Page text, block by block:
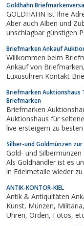
Goldhahn
GOLDHAHN ist Ihre
Aber auch Alben und
unschlagbar günstigen
Versandhaus-
Grundstück mit über
Briefmarken Ankauf
Willkommen beim
Ankauf von Briefmarken, Münzsammlungen, Gold, Schmuck und
Luxusuhren Kontakt
Luxusuhren
wollen diese
Briefmarken Auktionshaus
Briefmarken
Briefmarken Auktionshaus
Auktionshaus für
live ersteigern zu
Silber-und Goldmünzen
Gold- und
Als Goldhändler ist es uns ein Anliegen,
in Edelmetalle wieder
bieten. Egal ob zum Vermögensaufbau,
zur...
ANTIK-KONTOR-KIEL
Antik & Antiquitäten
Kunst, Münzen, Militaria, Schmuck, Gemälde, Ölbilder, Bronzen,
Uhren, Orden, Fotos, etc. Ihr Partner für den ANKAUF von